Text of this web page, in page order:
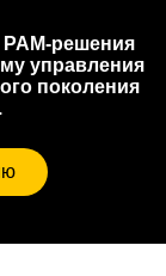
PAM-решения
управления
поколения